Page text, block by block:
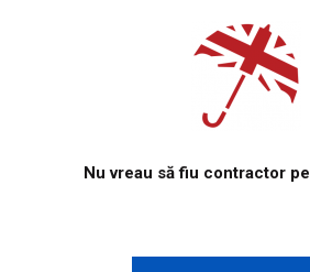
Nu vreau să fiu contractor